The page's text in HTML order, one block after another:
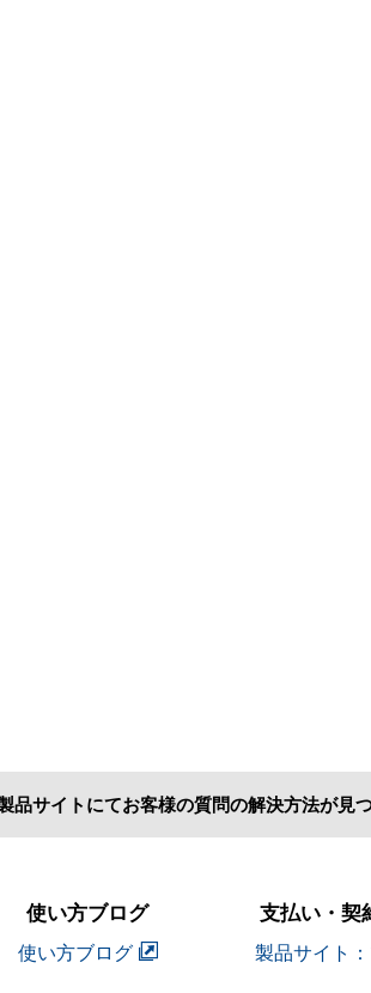
品サイトにてお客様の質問の解決方法が見
使い方ブログ
使い方ブログ
支払い・契
製品サイト